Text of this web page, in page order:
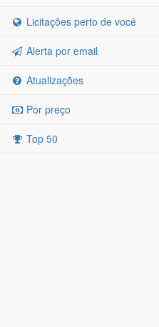
Licitações perto de você
Alerta por email
Atualizações
Por preço
Top 50